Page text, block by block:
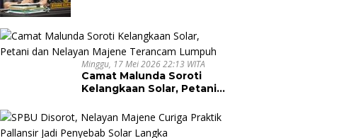
Minggu, 17 Mei 2026 22:13 WITA
Camat Malunda Soroti
Kelangkaan Solar, Petani
Terancam Lumpuh